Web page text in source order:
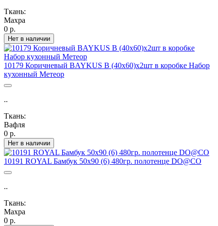
Ткань:
Махра
0 р.
Нет в наличии
10179 Коричневый BAYKUS В (40х60)х2шт в коробке Набор
кухонный Метеор
..
Ткань:
Вафля
0 р.
Нет в наличии
10191 ROYAL Бамбук 50х90 (6) 480гр. полотенце DO@CO
..
Ткань:
Махра
0 р.